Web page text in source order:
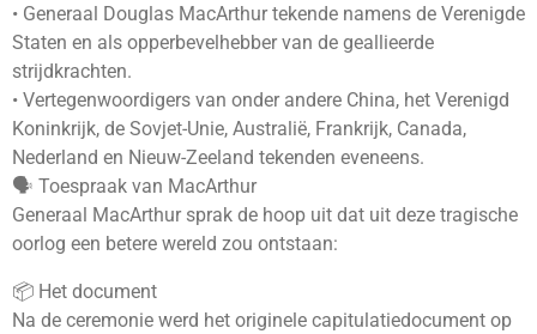
• Generaal Douglas MacArthur tekende namens de Verenigde
Staten en als opperbevelhebber van de geallieerde
strijdkrachten.
• Vertegenwoordigers van onder andere China, het Verenigd
Koninkrijk, de Sovjet-Unie, Australië, Frankrijk, Canada,
Nederland en Nieuw-Zeeland tekenden eveneens.
🗣️ Toespraak van MacArthur
Generaal MacArthur sprak de hoop uit dat uit deze tragische
oorlog een betere wereld zou ontstaan:
📦 Het document
Na de ceremonie werd het originele capitulatiedocument op